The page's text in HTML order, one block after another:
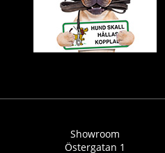
Showroom
Östergatan 1